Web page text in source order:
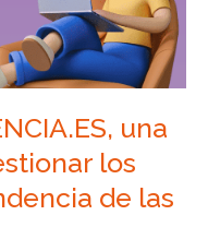
una
los
de las